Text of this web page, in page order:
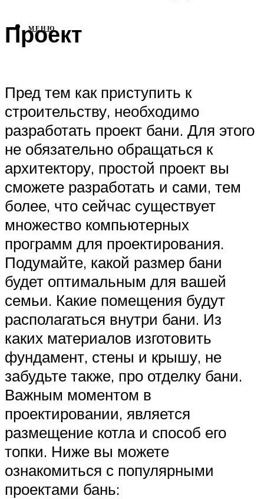
МЕНЮ
Проект
Пред тем как приступить к
строительству, необходимо
разработать проект бани. Для этого
не обязательно обращаться к
архитектору, простой проект вы
сможете разработать и сами, тем
более, что сейчас существует
множество компьютерных
программ для проектирования.
Подумайте, какой размер бани
будет оптимальным для вашей
семьи. Какие помещения будут
располагаться внутри бани. Из
каких материалов изготовить
фундамент, стены и крышу, не
забудьте также, про отделку бани.
Важным моментом в
проектировании, является
размещение котла и способ его
топки. Ниже вы можете
ознакомиться с популярными
проектами бань: